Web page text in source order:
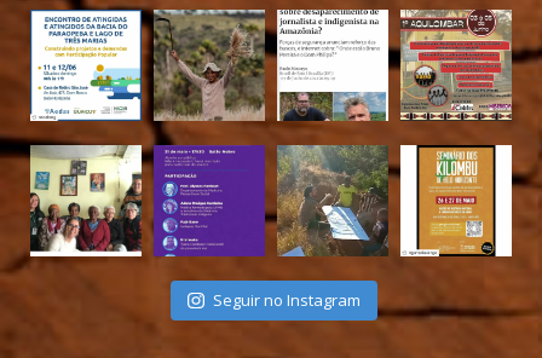
Seguir no Instagram